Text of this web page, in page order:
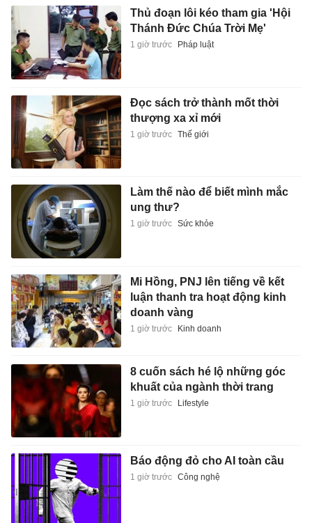
Thủ đoạn lôi kéo tham gia 'Hội
Thánh Đức Chúa Trời Mẹ'
1 giờ trước Pháp luật
Đọc sách trở thành mốt thời
thượng xa xỉ mới
1 giờ trước Thế giới
Làm thế nào để biết mình mắc
ung thư?
1 giờ trước Sức khỏe
Mi Hồng, PNJ lên tiếng về kết
luận thanh tra hoạt động kinh
doanh vàng
1 giờ trước Kinh doanh
8 cuốn sách hé lộ những góc
khuất của ngành thời trang
1 giờ trước Lifestyle
Báo động đỏ cho AI toàn cầu
1 giờ trước Công nghệ